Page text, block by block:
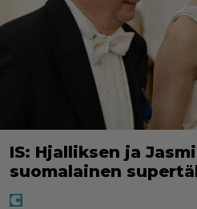
IS: Hjalliksen ja
suomalainen